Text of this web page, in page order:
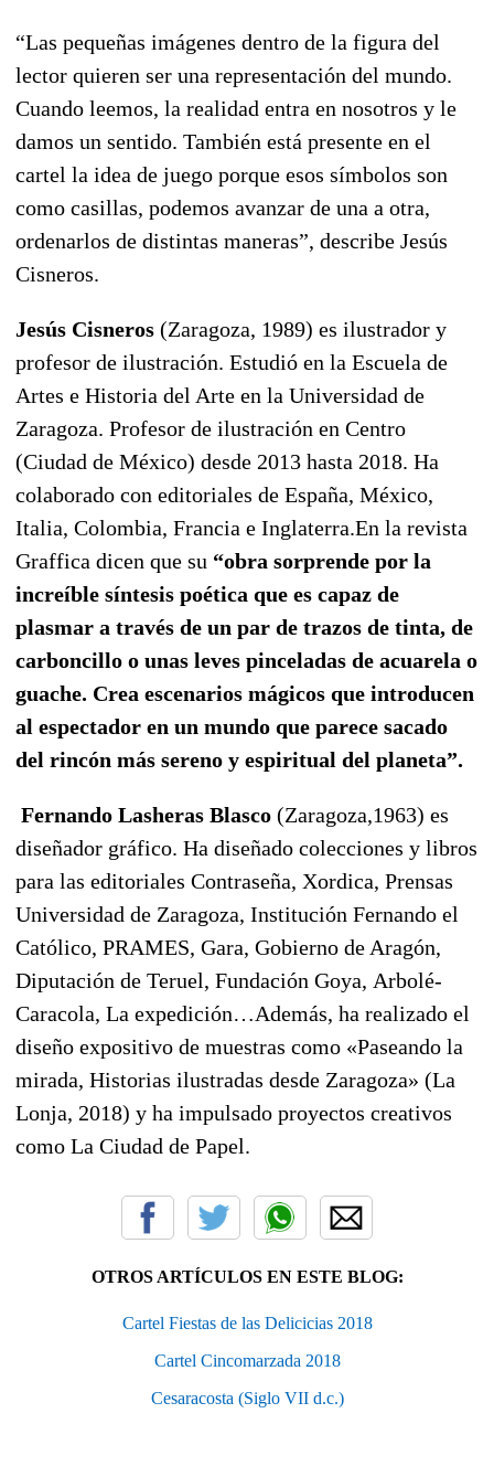
“Las pequeñas imágenes dentro de la figura del
lector quieren ser una representación del mundo.
Cuando leemos, la realidad entra en nosotros y le
damos un sentido. También está presente en el
cartel la idea de juego porque esos símbolos son
como casillas, podemos avanzar de una a otra,
ordenarlos de distintas maneras”, describe Jesús
Cisneros.
Jesús Cisneros (Zaragoza, 1989) es ilustrador y
profesor de ilustración. Estudió en la Escuela de
Artes e Historia del Arte en la Universidad de
Zaragoza. Profesor de ilustración en Centro
(Ciudad de México) desde 2013 hasta 2018. Ha
colaborado con editoriales de España, México,
Italia, Colombia, Francia e Inglaterra.En la revista
Graffica dicen que su “obra sorprende por la
increíble síntesis poética que es capaz de
plasmar a través de un par de trazos de tinta, de
carboncillo o unas leves pinceladas de acuarela o
guache. Crea escenarios mágicos que introducen
al espectador en un mundo que parece sacado
del rincón más sereno y espiritual del planeta”.
Fernando Lasheras Blasco (Zaragoza,1963) es
diseñador gráfico. Ha diseñado colecciones y libros
para las editoriales Contraseña, Xordica, Prensas
Universidad de Zaragoza, Institución Fernando el
Católico, PRAMES, Gara, Gobierno de Aragón,
Diputación de Teruel, Fundación Goya, Arbolé-
Caracola, La expedición…Además, ha realizado el
diseño expositivo de muestras como «Paseando la
mirada, Historias ilustradas desde Zaragoza» (La
Lonja, 2018) y ha impulsado proyectos creativos
como La Ciudad de Papel.
OTROS ARTÍCULOS EN ESTE BLOG:
Cartel Fiestas de las Delicicias 2018
Cartel Cincomarzada 2018
Cesaracosta (Siglo VII d.c.)